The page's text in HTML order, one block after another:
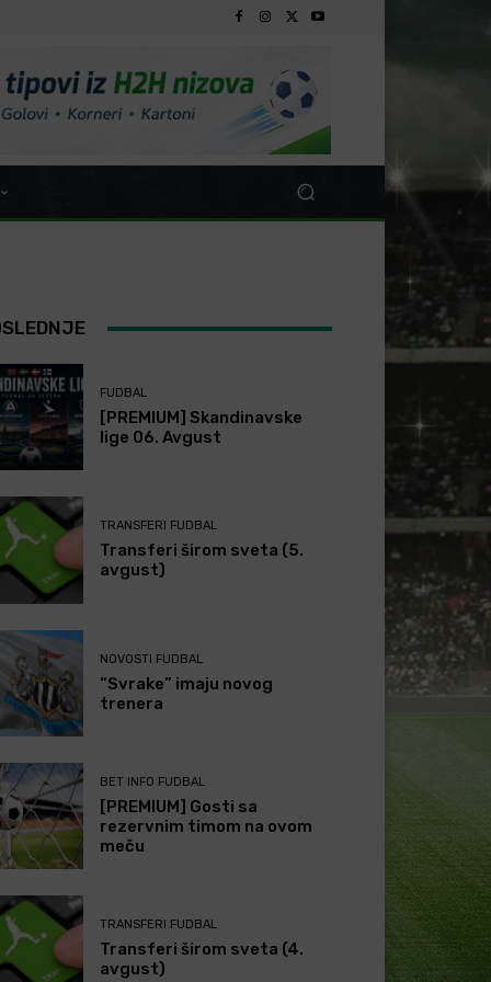
FUDBAL
[PREMIUM] Skandinavske
lige 06. Avgust
TRANSFERI FUDBAL
Transferi širom sveta (5.
avgust)
NOVOSTI FUDBAL
“Svrake” imaju novog
trenera
BET INFO FUDBAL
[PREMIUM] Gosti sa
rezervnim timom na ovom
meču
TRANSFERI FUDBAL
Transferi širom sveta (4.
avgust)